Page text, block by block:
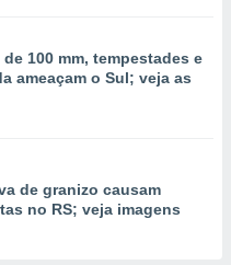
100 mm, tempestades e
ameaçam o Sul; veja as
de granizo causam
no RS; veja imagens